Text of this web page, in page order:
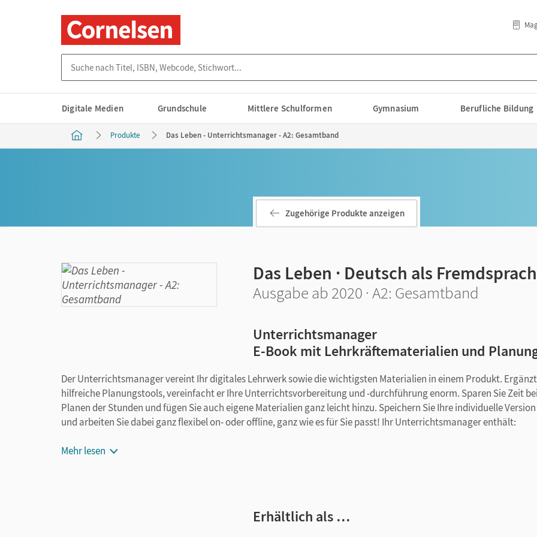
Digitale Medien Grundschule Mittlere Schulformen Gymnasium Berufliche Bildung
Produkte Das Leben - Unterrichtsmanager - A2: Gesamtband
Zugehörige Produkte anzeigen
Das Leben · Deutsch als
Ausgabe ab 2020 · A2: Gesamtband
Unterrichtsmanager
E-Book mit Lehrkräftematerialien und
Der Unterrichtsmanager vereint Ihr digitales Lehrwerk sowie die wichtigsten Materialien in einem Produkt.
hilfreiche Planungstools, vereinfacht er Ihre Unterrichtsvorbereitung und -durchführung enorm. Sparen Sie Zeit
Planen der Stunden und fügen Sie auch eigene Materialien ganz leicht hinzu. Speichern Sie Ihre individuelle Version
und arbeiten Sie dabei ganz flexibel on- oder offline, ganz wie es für Sie passt! Ihr Unterrichtsmanager enthält:
E-Book mit seitengenauer Materialanordnung
Mehr lesen
Erhältlich als …